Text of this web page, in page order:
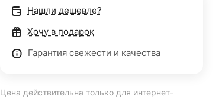
Нашли дешевле?
Хочу в подарок
Гарантия свежести и качества
Цена действительна только для интернет-